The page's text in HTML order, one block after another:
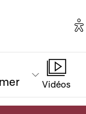
Vidéos